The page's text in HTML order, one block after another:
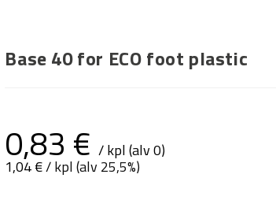
Base 40 for ECO foot plastic
0,83 € / kpl (alv 0)
1,04€/ kpl (alv 25,5%)